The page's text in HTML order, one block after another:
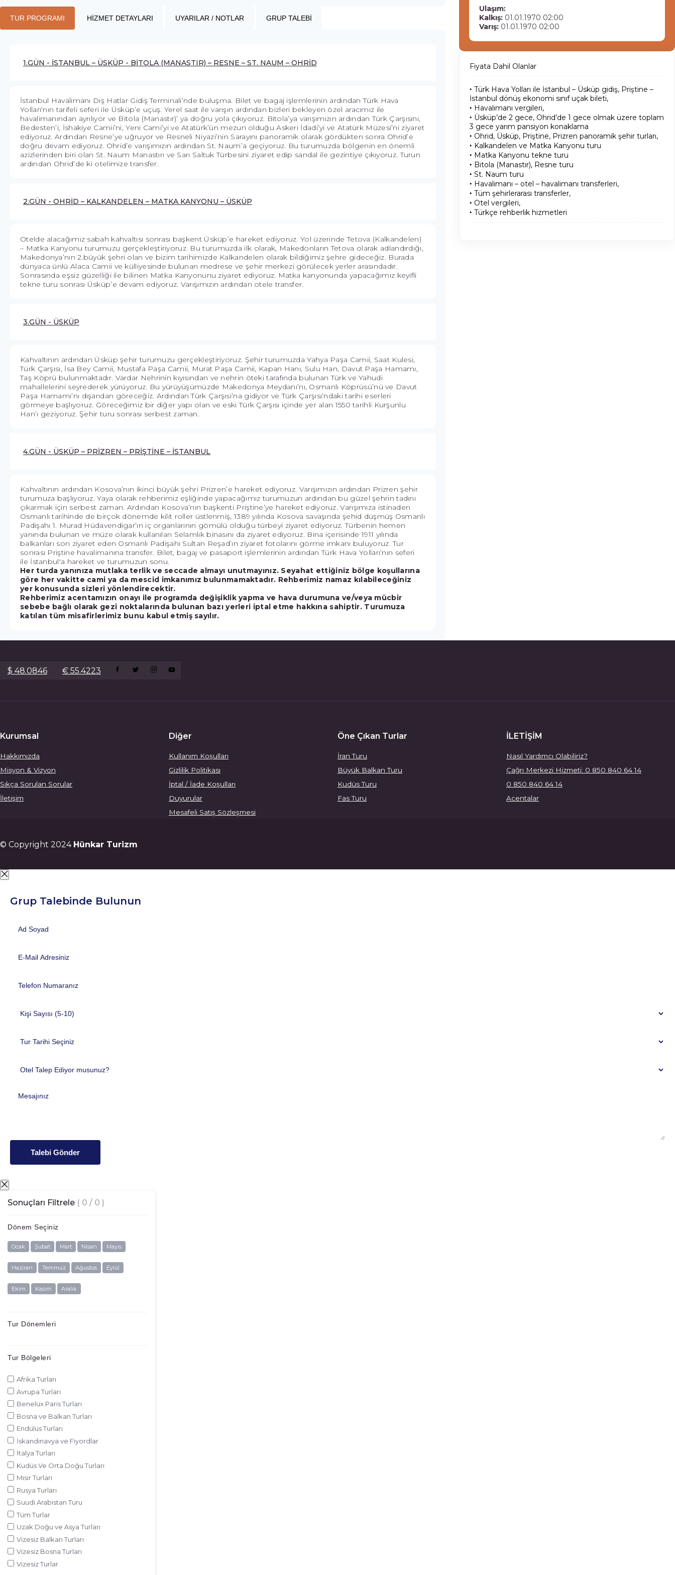
TUR PROGRAMI HİZMET DETAYLARI UYARILAR / NOTLAR GRUP TALEBİ
1.GÜN - İSTANBUL – ÜSKÜP - BİTOLA (MANASTIR) – RESNE – ST. NAUM – OHRİD
İstanbul Havalimanı Dış Hatlar Gidiş Terminali’nde buluşma. Bilet ve bagaj işlemlerinin ardından Türk Hava
Yolları‘nın tarifeli seferi ile Üsküp’e uçuş. Yerel saat ile varışın ardından bizleri bekleyen özel aracımız ile
havalimanından ayrılıyor ve Bitola (Manastır)’ ya doğru yola çıkıyoruz. Bitola’ya varışımızın ardından Türk Çarşısını,
Bedesten’i, İshakiye Camii’ni, Yeni Cami’yi ve Atatürk’ün mezun olduğu Askeri İdadi’yi ve Atatürk Müzesi’ni ziyaret
ediyoruz. Ardından Resne’ye uğruyor ve Resneli Niyazi’nin Sarayını panoramik olarak gördükten sonra Ohrid’e
doğru devam ediyoruz. Ohrid’e varışımızın ardından St. Naum’a geçiyoruz. Bu turumuzda bölgenin en önemli
azizlerinden biri olan St. Naum Manastırı ve Sarı Saltuk Türbesini ziyaret edip sandal ile gezintiye çıkıyoruz. Turun
ardından Ohrid’de ki otelimize transfer.
2.GÜN - OHRİD – KALKANDELEN – MATKA KANYONU – ÜSKÜP
Otelde alacağımız sabah kahvaltısı sonrası başkent Üsküp’e hareket ediyoruz. Yol üzerinde Tetova (Kalkandelen)
– Matka Kanyonu turumuzu gerçekleştiriyoruz. Bu turumuzda ilk olarak, Makedonların Tetova olarak adlandırdığı,
Makedonya’nın 2.büyük şehri olan ve bizim tarihimizde Kalkandelen olarak bildiğimiz şehre gideceğiz. Burada
dünyaca ünlü Alaca Camii ve külliyesinde bulunan medrese ve şehir merkezi görülecek yerler arasındadır.
Sonrasında eşsiz güzelliği ile bilinen Matka Kanyonunu ziyaret ediyoruz. Matka kanyonunda yapacağımız keyifli
tekne turu sonrası Üsküp’e devam ediyoruz. Varışımızın ardından otele transfer.
3.GÜN - ÜSKÜP
Kahvaltının ardından Üsküp şehir turumuzu gerçekleştiriyoruz. Şehir turumuzda Yahya Paşa Camii, Saat Kulesi,
Türk Çarşısı, İsa Bey Camii, Mustafa Paşa Camii, Murat Paşa Camii, Kapan Hanı, Sulu Han, Davut Paşa Hamamı,
Taş Köprü bulunmaktadır. Vardar Nehrinin kıyısından ve nehrin öteki tarafında bulunan Türk ve Yahudi
mahallelerini seyrederek yürüyoruz. Bu yürüyüşümüzde Makedonya Meydanı’nı, Osmanlı Köprüsü’nü ve Davut
Paşa Hamamı’nı dışarıdan göreceğiz. Ardından Türk Çarşısı’na gidiyor ve Türk Çarşısı’ndaki tarihi eserleri
görmeye başlıyoruz. Göreceğimiz bir diğer yapı olan ve eski Türk Çarşısı içinde yer alan 1550 tarihli Kurşunlu
Han’ı geziyoruz. Şehir turu sonrası serbest zaman.
4.GÜN - ÜSKÜP – PRİZREN – PRİŞTİNE – İSTANBUL
Kahvaltının ardından Kosova’nın ikinci büyük şehri Prizren’e hareket ediyoruz. Varışımızın ardından Prizren şehir
turumuza başlıyoruz. Yaya olarak rehberimiz eşliğinde yapacağımız turumuzun ardından bu güzel şehrin tadını
çıkarmak için serbest zaman. Ardından Kosova’nın başkenti Priştine’ye hareket ediyoruz. Varışımıza istinaden
Osmanlı tarihinde de birçok dönemde kilit roller üstlenmiş, 1389 yılında Kosova savaşında şehid düşmüş Osmanlı
Padişahı 1. Murad Hüdavendigar’ın iç organlarının gömülü olduğu türbeyi ziyaret ediyoruz. Türbenin hemen
yanında bulunan ve müze olarak kullanılan Selamlık binasını da ziyaret ediyoruz. Bina içerisinde 1911 yılında
balkanları son ziyaret eden Osmanlı Padişahı Sultan Reşad’ın ziyaret fotolarını görme imkanı buluyoruz. Tur
sonrası Priştine havalimanına transfer. Bilet, bagaj ve pasaport işlemlerinin ardından Türk Hava Yolları’nın seferi
ile İstanbul'a hareket ve turumuzun sonu.
Her turda yanınıza mutlaka terlik ve seccade almayı unutmayınız. Seyahat ettiğiniz bölge koşullarına
göre her vakitte cami ya da mescid imkanımız bulunmamaktadır. Rehberimiz namaz kılabileceğiniz
yer konusunda sizleri yönlendirecektir.
Rehberimiz acentamızın onayı ile programda değişiklik yapma ve hava durumuna ve/veya mücbir
sebebe bağlı olarak gezi noktalarında bulunan bazı yerleri iptal etme hakkına sahiptir. Turumuza
katılan tüm misafirlerimiz bunu kabul etmiş sayılır.
Ulaşım:
Kalkış:01.01.1970 02:00
Varış:01.01.1970 02:00
Fiyata Dahil Olanlar
‣ Türk Hava Yolları ile İstanbul – Üsküp gidiş, Priştine –
İstanbul dönüş ekonomi sınıf uçak bileti,
‣ Havalimanı vergileri,
‣ Üsküp’de 2 gece, Ohrid’de 1 gece olmak üzere toplam
3 gece yarım pansiyon konaklama
‣ Ohrid, Üsküp, Priştine, Prizren panoramik şehir turları,
‣ Kalkandelen ve Matka Kanyonu turu
‣ Matka Kanyonu tekne turu
‣ Bitola (Manastır), Resne turu
‣ St. Naum turu
‣ Havalimanı – otel – havalimanı transferleri,
‣ Tüm şehirlerarası transferler,
‣ Otel vergileri,
‣ Türkçe rehberlik hizmetleri
$ 48.0846 € 55.4223
Kurumsal
Hakkımızda
Misyon & Vizyon
Sıkça Sorulan Sorular
İletişim
Diğer
Kullanım Koşulları
Gizlilik Politikası
İptal / İade Koşulları
Duyurular
Mesafeli Satış Sözleşmesi
Öne Çıkan Turlar
İran Turu
Büyük Balkan Turu
Kudüs Turu
Fas Turu
İLETİŞİM
Nasıl Yardımcı Olabiliriz?
Çağrı Merkezi Hizmeti: 0 850 840 64 14
0 850 840 64 14
Acentalar
© Copyright 2024 Hünkar Turizm
Grup Talebinde Bulunun
Talebi Gönder
Sonuçları Filtrele ( 0 / 0 )
Dönem Seçiniz
Ocak Şubat Mart Nisan Mayıs
Haziran Temmuz Ağustos Eylül
Ekim Kasım Aralık
Tur Dönemleri
Tur Bölgeleri
Afrika Turları
Avrupa Turları
Benelüx Paris Turları
Bosna ve Balkan Turları
Endülüs Turları
İskandinavya ve Fiyordlar
İtalya Turları
Kudüs Ve Orta Doğu Turları
Mısır Turları
Rusya Turları
Suudi Arabistan Turu
Tüm Turlar
Uzak Doğu ve Asya Turları
Vizesiz Balkan Turları
Vizesiz Bosna Turları
Vizesiz Turlar